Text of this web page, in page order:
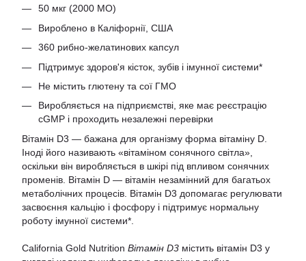
50 мкг (2000 МО)
Вироблено в Каліфорнії, США
360 рибно-желатинових капсул
Підтримує здоров'я кісток, зубів і імунної системи*
Не містить глютену та сої ГМО
Виробляється на підприємстві, яке має реєстрацію
cGMP і проходить незалежні перевірки
Вітамін D3 — бажана для організму форма вітаміну D.
Іноді його називають «вітаміном сонячного світла»,
оскільки він виробляється в шкірі під впливом сонячних
променів. Вітамін D — вітамін незамінний для багатьох
метаболічних процесів. Вітамін D3 допомагає регулювати
засвоєння кальцію і фосфору і підтримує нормальну
роботу імунної системи*.
California Gold Nutrition Вітамін D3 містить вітамін D3 у